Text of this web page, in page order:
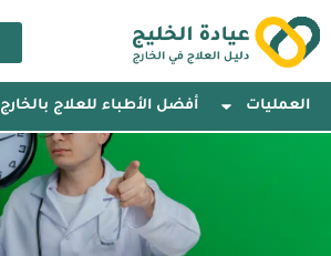
إلى
المحتوى
العمليات أفضل الأطباء للعلاج بالخارج